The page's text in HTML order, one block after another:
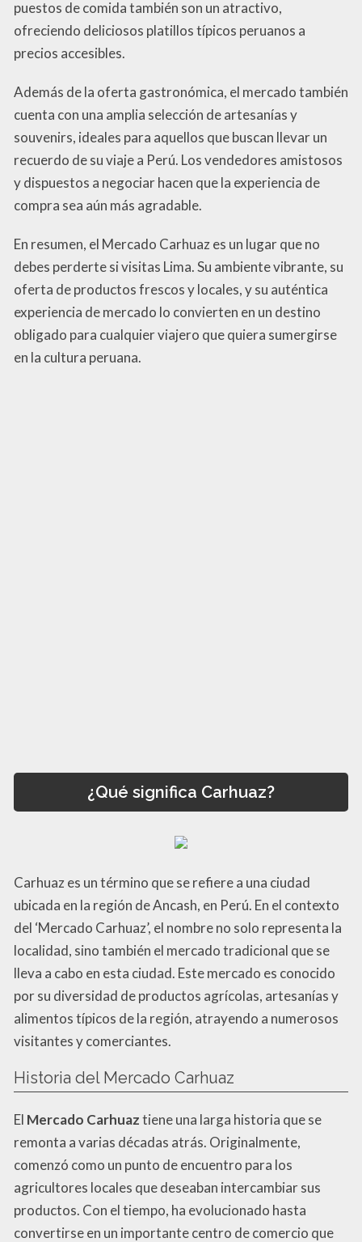
puestos de comida también son un atractivo,
ofreciendo deliciosos platillos típicos peruanos a
precios accesibles.
Además de la oferta gastronómica, el mercado también
cuenta con una amplia selección de artesanías y
souvenirs, ideales para aquellos que buscan llevar un
recuerdo de su viaje a Perú. Los vendedores amistosos
y dispuestos a negociar hacen que la experiencia de
compra sea aún más agradable.
En resumen, el Mercado Carhuaz es un lugar que no
debes perderte si visitas Lima. Su ambiente vibrante, su
oferta de productos frescos y locales, y su auténtica
experiencia de mercado lo convierten en un destino
obligado para cualquier viajero que quiera sumergirse
en la cultura peruana.
¿Qué significa Carhuaz?
Carhuaz es un término que se refiere a una ciudad
ubicada en la región de Ancash, en Perú. En el contexto
del ‘Mercado Carhuaz’, el nombre no solo representa la
localidad, sino también el mercado tradicional que se
lleva a cabo en esta ciudad. Este mercado es conocido
por su diversidad de productos agrícolas, artesanías y
alimentos típicos de la región, atrayendo a numerosos
visitantes y comerciantes.
Historia del Mercado Carhuaz
El Mercado Carhuaztiene una larga historia que se
remonta a varias décadas atrás. Originalmente,
comenzó como un punto de encuentro para los
agricultores locales que deseaban intercambiar sus
productos. Con el tiempo, ha evolucionado hasta
convertirse en un importante centro de comercio que